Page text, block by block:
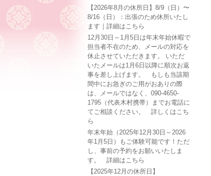
【2026年8月の休所日】8/9（日）〜
8/16（日）：出張のため休所いたし
ます｜詳細はこちら
12月30日～1月5日は年末年始休暇で
担当者不在のため、メールの対応を
休止させていただきます。 いただ
いたメールは1月6日以降に順次お返
事を差し上げます。 もしも当該期
間中にお急ぎのご用がおありの際
は、メールではなく、090-4650-
1795（代表木村携帯）までお電話に
てご相談ください。 詳しくはこち
ら
年末年始（2025年12月30日～2026
年1月5日）もご体験可能です！ただ
し、事前の予約をお願いいたしま
す。 詳細はこちら
【2025年12月の休所日】